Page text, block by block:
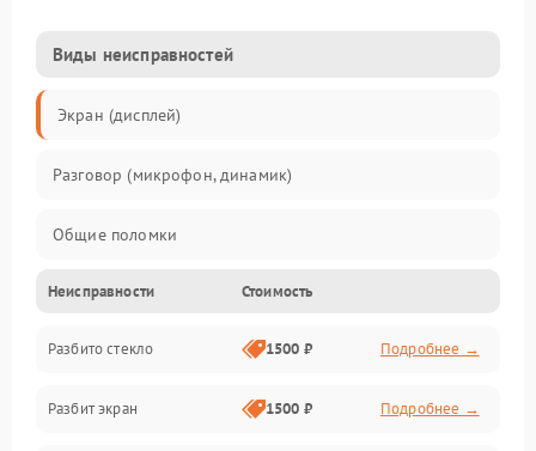
Виды неисправностей
Экран (дисплей)
Разговор (микрофон, динамик)
Общие поломки
Проблемы связи
Камеры
Проблемы с дисплеем и сенсором
Неисправности Стоимость
Разбито стекло 1500 ₽ Подробнее →
Разбит экран 1500 ₽ Подробнее →